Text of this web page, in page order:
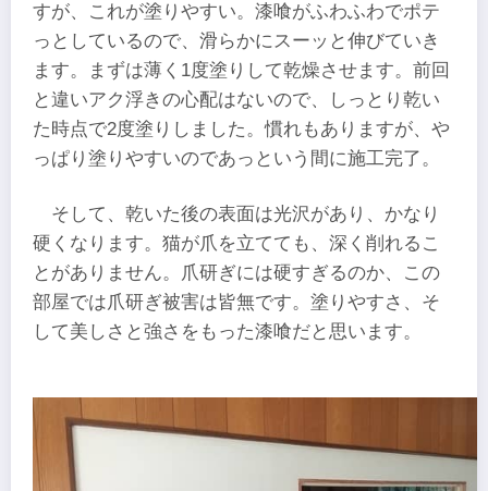
すが、これが塗りやすい。漆喰がふわふわでポテ
っとしているので、滑らかにスーッと伸びていき
ます。まずは薄く1度塗りして乾燥させます。前回
と違いアク浮きの心配はないので、しっとり乾い
た時点で2度塗りしました。慣れもありますが、や
っぱり塗りやすいのであっという間に施工完了。
そして、乾いた後の表面は光沢があり、かなり
硬くなります。猫が爪を立てても、深く削れるこ
とがありません。爪研ぎには硬すぎるのか、この
部屋では爪研ぎ被害は皆無です。塗りやすさ、そ
して美しさと強さをもった漆喰だと思います。